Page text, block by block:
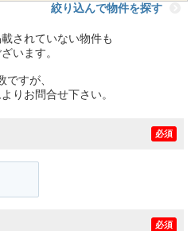
絞り込んで物件を探す
されていない物件も
います。
ですが、
りお問合せ下さい。
必須
必須